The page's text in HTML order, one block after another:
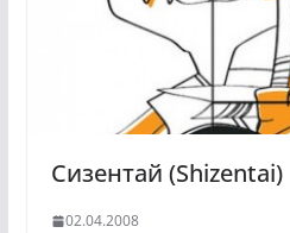
Сизентай (Shizentai)
02.04.2008